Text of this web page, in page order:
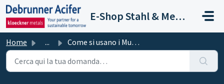
Salta al contenuto principale
E-Shop Stahl & Metalle
Home ... Come si usano i Multiple Carts?